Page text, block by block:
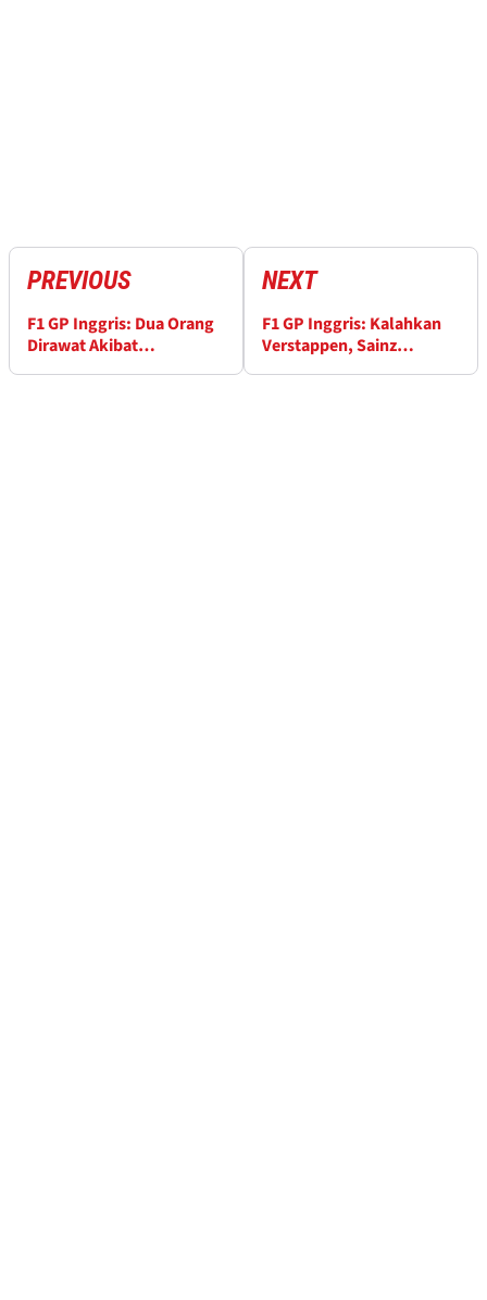
PREVIOUS
F1 GP Inggris: Dua Orang
Dirawat Akibat
NEXT
F1 GP Inggris: Kalahkan
Verstappen, Sainz